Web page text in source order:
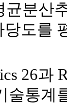
분산
도를
26
술통계